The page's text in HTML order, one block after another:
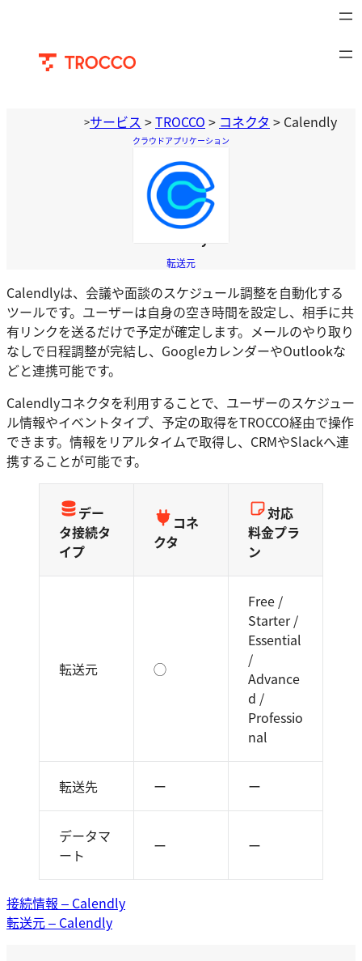
>サービス >TROCCO > コネクタ > Calendly
クラウドアプリケーション
転送元
Calendlyは、会議や面談のスケジュール調整を自動化する
ツールです。ユーザーは自身の空き時間を設定し、相手に共
有リンクを送るだけで予定が確定します。メールのやり取り
なしで日程調整が完結し、GoogleカレンダーやOutlookな
どと連携可能です。
Calendlyコネクタを利用することで、ユーザーのスケジュー
ル情報やイベントタイプ、予定の取得をTROCCO経由で操作
できます。情報をリアルタイムで取得し、CRMやSlackへ連
携することが可能です。
デー
タ接続タ
イプ
コネ
クタ
対応
料金プラ
ン
転送元 ◯
Free /
Starter /
Essential
/
Advance
d /
Professio
nal
転送先 ー ー
データマ
ート
ー ー
接続情報 – Calendly
転送元 – Calendly